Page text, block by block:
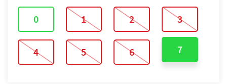
0 1 2 3
4 5 6 7